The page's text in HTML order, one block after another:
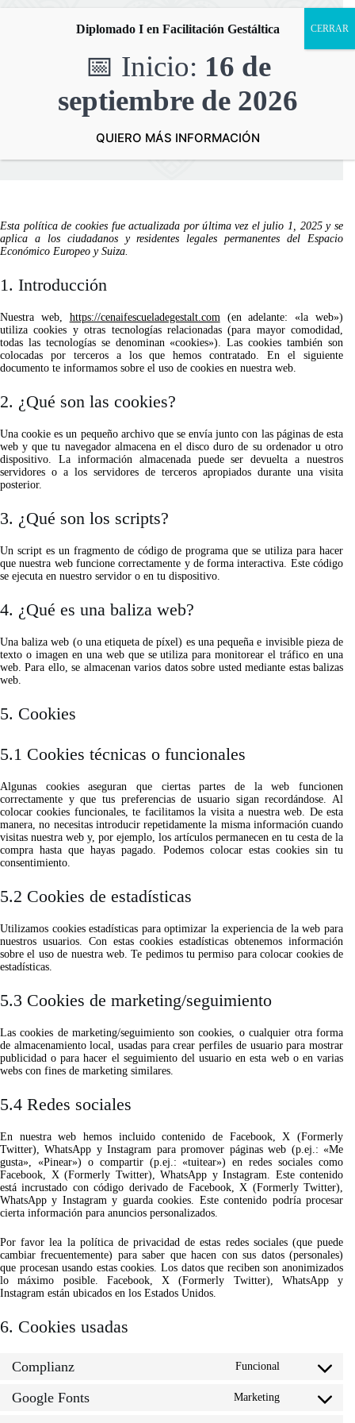
Saltar
Política de cookies
Inicio Política de cookies
Esta política de cookies fue actualizada por última vez el julio 1, 2025 y se
aplica a los ciudadanos y residentes legales permanentes del Espacio
Económico Europeo y Suiza.
1. Introducción
Nuestra web, https://cenaifescueladegestalt.com(en adelante: «la web»)
utiliza cookies y otras tecnologías relacionadas (para mayor comodidad,
todas las tecnologías se denominan «cookies»). Las cookies también son
colocadas por terceros a los que hemos contratado. En el siguiente
documento te informamos sobre el uso de cookies en nuestra web.
2. ¿Qué son las cookies?
Una cookie es un pequeño archivo que se envía junto con las páginas de esta
web y que tu navegador almacena en el disco duro de su ordenador u otro
dispositivo. La información almacenada puede ser devuelta a nuestros
servidores o a los servidores de terceros apropiados durante una visita
posterior.
3. ¿Qué son los scripts?
Un script es un fragmento de código de programa que se utiliza para hacer
que nuestra web funcione correctamente y de forma interactiva. Este código
se ejecuta en nuestro servidor o en tu dispositivo.
4. ¿Qué es una baliza web?
Una baliza web (o una etiqueta de píxel) es una pequeña e invisible pieza de
texto o imagen en una web que se utiliza para monitorear el tráfico en una
web. Para ello, se almacenan varios datos sobre usted mediante estas balizas
web.
5. Cookies
5.1 Cookies técnicas o funcionales
Algunas cookies aseguran que ciertas partes de la web funcionen
correctamente y que tus preferencias de usuario sigan recordándose. Al
colocar cookies funcionales, te facilitamos la visita a nuestra web. De esta
manera, no necesitas introducir repetidamente la misma información cuando
visitas nuestra web y, por ejemplo, los artículos permanecen en tu cesta de la
compra hasta que hayas pagado. Podemos colocar estas cookies sin tu
consentimiento.
5.2 Cookies de estadísticas
Utilizamos cookies estadísticas para optimizar la experiencia de la web para
nuestros usuarios. Con estas cookies estadísticas obtenemos información
sobre el uso de nuestra web. Te pedimos tu permiso para colocar cookies de
estadísticas.
5.3 Cookies de marketing/seguimiento
Las cookies de marketing/seguimiento son cookies, o cualquier otra forma
de almacenamiento local, usadas para crear perfiles de usuario para mostrar
publicidad o para hacer el seguimiento del usuario en esta web o en varias
webs con fines de marketing similares.
5.4 Redes sociales
En nuestra web hemos incluido contenido de Facebook, X (Formerly
Twitter), WhatsApp y Instagram para promover páginas web (p.ej.: «Me
gusta», «Pinear») o compartir (p.ej.: «tuitear») en redes sociales como
Facebook, X (Formerly Twitter), WhatsApp y Instagram. Este contenido
está incrustado con código derivado de Facebook, X (Formerly Twitter),
WhatsApp y Instagram y guarda cookies. Este contenido podría procesar
cierta información para anuncios personalizados.
Por favor lea la política de privacidad de estas redes sociales (que puede
cambiar frecuentemente) para saber que hacen con sus datos (personales)
que procesan usando estas cookies. Los datos que reciben son anonimizados
lo máximo posible. Facebook, X (Formerly Twitter), WhatsApp y
Instagram están ubicados en los Estados Unidos.
6. Cookies usadas
Complianz Funcional
Consent
service
Google Fonts Marketing
Consent
Diplomado I en Facilitación Gestáltica
📅 Inicio: 16 de
septiembre de 2026
QUIERO MÁS INFORMACIÓN